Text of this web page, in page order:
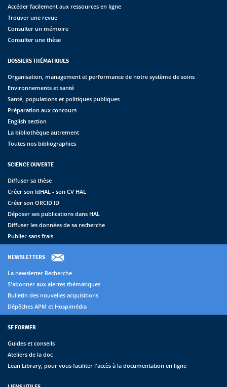
Accéder facilement aux ressources en ligne
Trouver une revue
Consulter un mémoire
Consulter une thèse
DOSSIERS THÉMATIQUES
Organisation, management et performance de notre système de soins
Environnements et santé
Santé, populations et politiques publiques
Préparation aux concours
English section
La bibliothèque autrement
Toutes nos bibliographies
SCIENCE OUVERTE
Diffuser sa thèse
Créer son IdHAL - son CV HAL
Créer son ORCID ID
Déposer ses publications dans HAL
Diffuser les données de sa recherche
Publier sans frais
NEWSLETTERS
La newsletter Recherche
S'abonner aux alertes thématiques
Bulletin des nouvelles acquisitions
Dépêches APM et Hospimédia
SE FORMER
Guides et conseils
Ateliers de la doc
Lean Library, pour vous faciliter l'accès à la documentation en ligne